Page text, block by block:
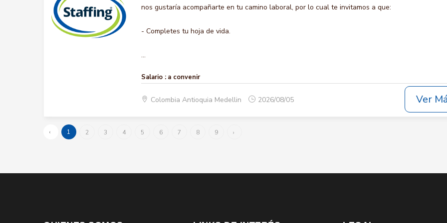
nos gustaría acompañarte en tu camino laboral, por lo cual te invitamos a que:
- Completes tu hoja de vida.
...
Salario : a convenir
Colombia Antioquia Medellin 2026/08/05 Ver
‹ 1 2 3 4 5 6 7 8 9 ›